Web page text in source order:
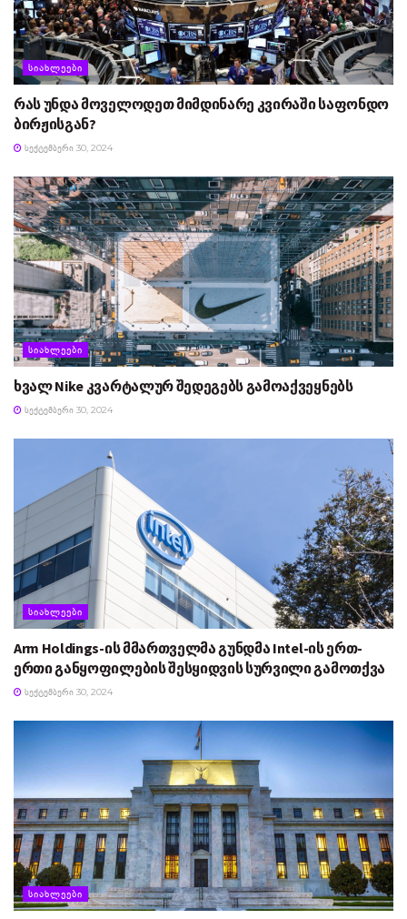
ᲡᲘᲐᲮᲚᲔᲔᲑᲘ
რას უნდა მოველოდეთ მიმდინარე კვირაში საფონდო
ბირჟისგან?
ᲡᲔᲥᲢᲔᲛᲑᲔᲠᲘ 30, 2024
ᲡᲘᲐᲮᲚᲔᲔᲑᲘ
ხვალ Nike კვარტალურ შედეგებს გამოაქვეყნებს
ᲡᲔᲥᲢᲔᲛᲑᲔᲠᲘ 30, 2024
ᲡᲘᲐᲮᲚᲔᲔᲑᲘ
Arm Holdings-ის მმართველმა გუნდმა Intel-ის ერთ-
ერთი განყოფილების შესყიდვის სურვილი გამოთქვა
ᲡᲔᲥᲢᲔᲛᲑᲔᲠᲘ 30, 2024
ᲡᲘᲐᲮᲚᲔᲔᲑᲘ